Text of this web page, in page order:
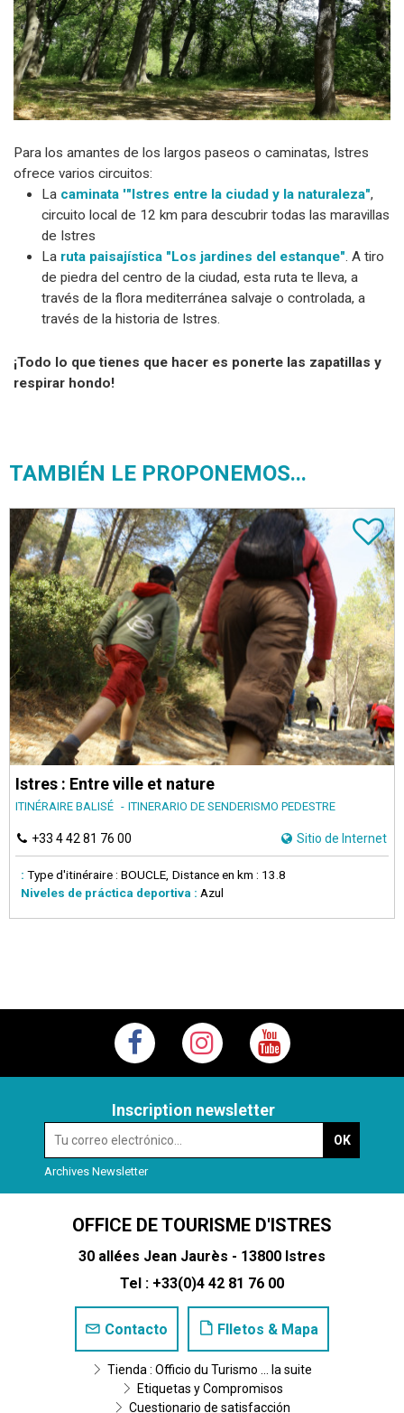
Para los amantes de los largos paseos o caminatas, Istres
ofrece varios circuitos:
La caminata '"Istres entre la ciudad y la naturaleza",
circuito local de 12 km para descubrir todas las maravillas
de Istres
La ruta paisajística "Los jardines del estanque". A tiro
de piedra del centro de la ciudad, esta ruta te lleva, a
través de la flora mediterránea salvaje o controlada, a
través de la historia de Istres.
¡Todo lo que tienes que hacer es ponerte las zapatillas y
respirar hondo!
TAMBIÉN LE PROPONEMOS...
Istres : Entre ville et nature
ITINÉRAIRE BALISÉ ITINERARIO DE SENDERISMO PEDESTRE
+33 4 42 81 76 00 Sitio de Internet
: Type d'itinéraire : BOUCLE Distance en km : 13.8
Niveles de práctica deportiva : Azul
Inscription newsletter
Archives Newsletter
OFFICE DE TOURISME D'ISTRES
30 allées Jean Jaurès - 13800 Istres
Tel : +33(0)4 42 81 76 00
Contacto Flletos & Mapa
Tienda : Officio du Turismo ... la suite
Etiquetas y Compromisos
Cuestionario de satisfacción